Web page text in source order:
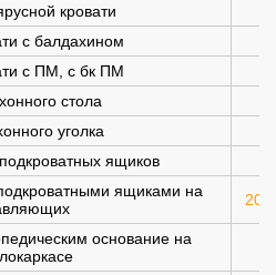
кровати
с балдахином
с ПМ, с бк ПМ
стола
уголка
ящиков
ящиками на
200
основание на